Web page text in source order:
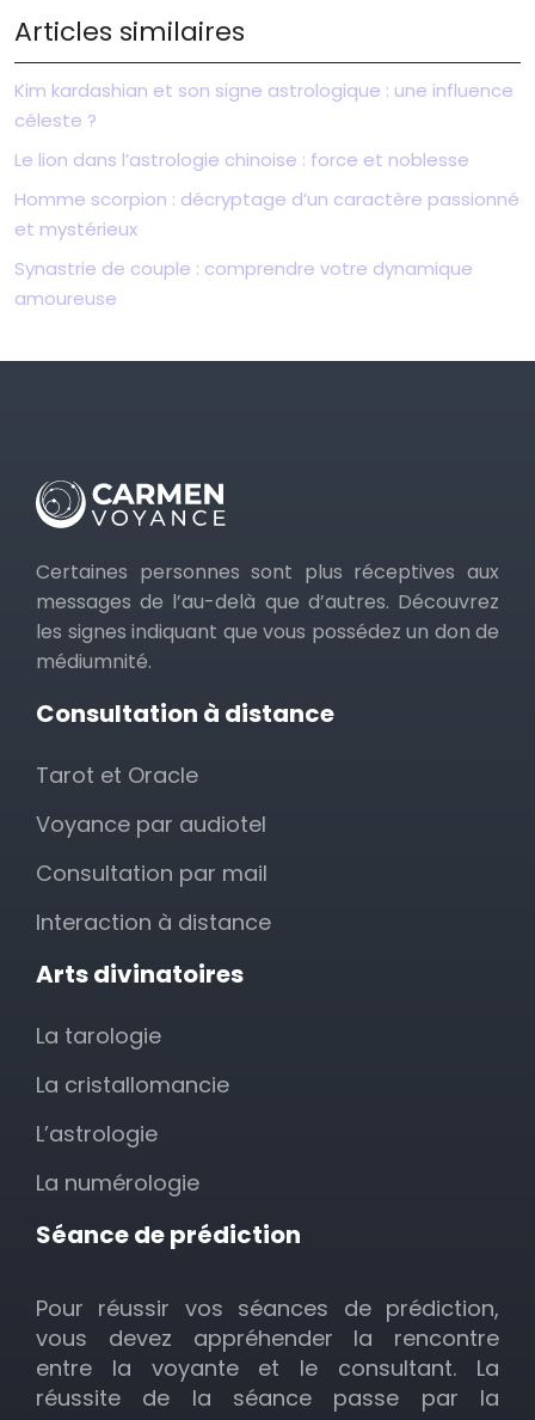
Articles similaires
Kim kardashian et son signe astrologique : une influence
céleste ?
Le lion dans l’astrologie chinoise : force et noblesse
Homme scorpion : décryptage d’un caractère passionné
et mystérieux
Synastrie de couple : comprendre votre dynamique
amoureuse
Certaines personnes sont plus réceptives aux
messages de l’au-delà que d’autres. Découvrez
les signes indiquant que vous possédez un don de
médiumnité.
Consultation à distance
Tarot et Oracle
Voyance par audiotel
Consultation par mail
Interaction à distance
Arts divinatoires
La tarologie
La cristallomancie
L’astrologie
La numérologie
Séance de prédiction
Pour réussir vos séances de prédiction,
vous devez appréhender la rencontre
entre la voyante et le consultant. La
réussite de la séance passe par la